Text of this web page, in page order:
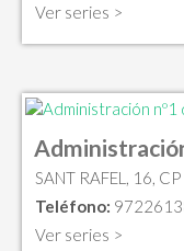
Ver series >
SANT RAFEL, 16,
Teléfono:
Ver series >